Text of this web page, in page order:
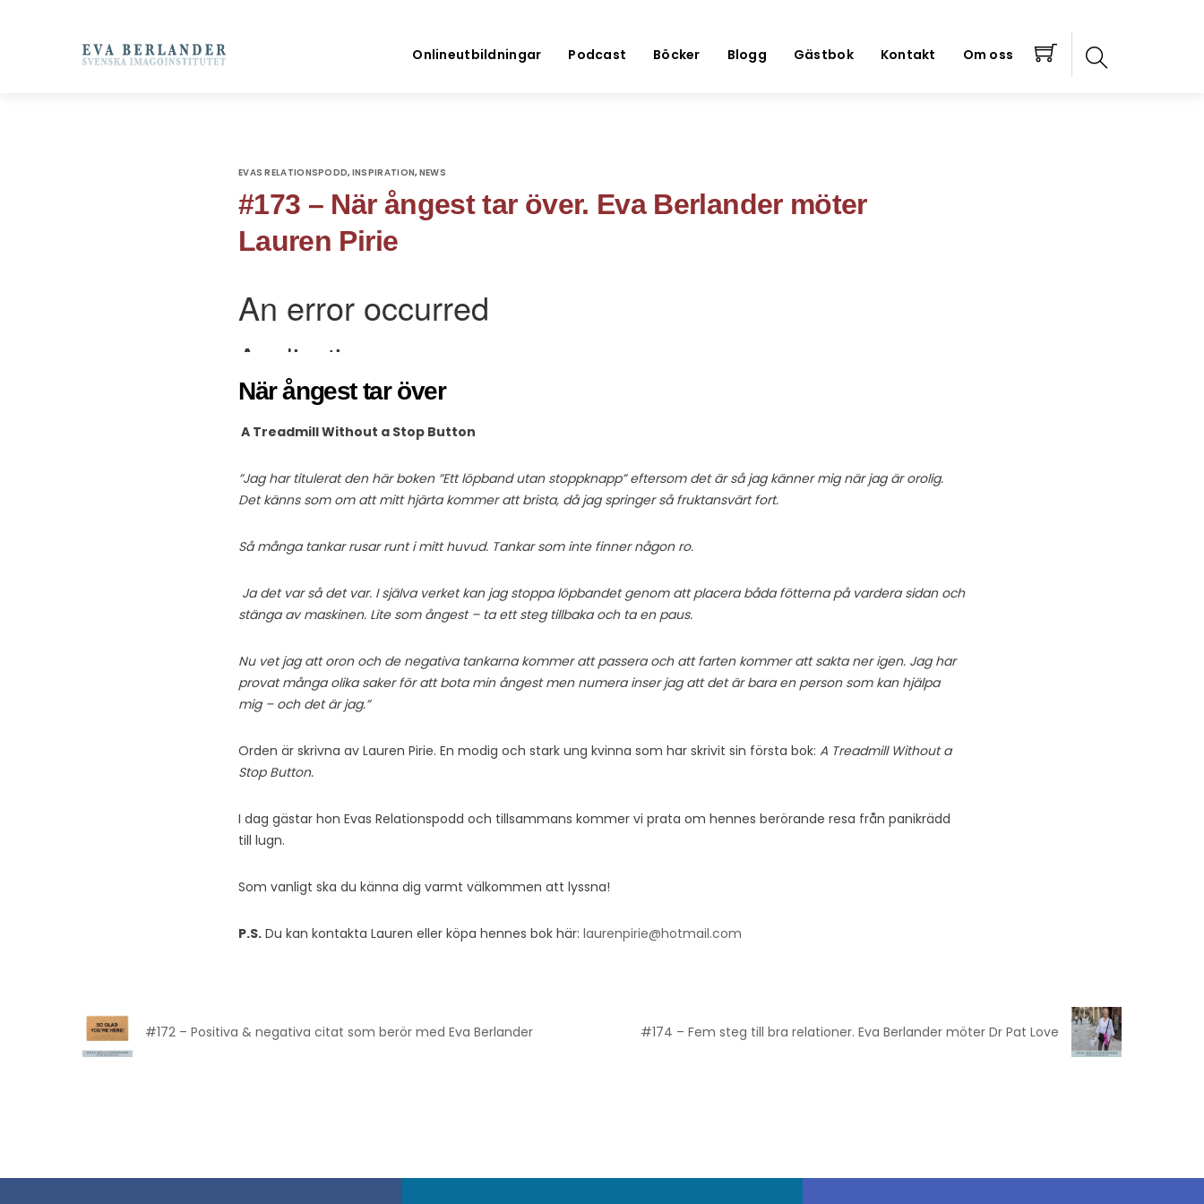
Onlineutbildningar Podcast Böcker Blogg Gästbok Kontakt Om oss
EVAS RELATIONSPODD, INSPIRATION, NEWS
#173 – När ångest tar över. Eva Berlander möter
Lauren Pirie
När ångest tar över
A Treadmill Without a Stop Button
”Jag har titulerat den här boken ”Ett löpband utan stoppknapp” eftersom det är så jag känner mig när jag är orolig.
Det känns som om att mitt hjärta kommer att brista, då jag springer så fruktansvärt fort.
Så många tankar rusar runt i mitt huvud. Tankar som inte finner någon ro.
Ja det var så det var. I själva verket kan jag stoppa löpbandet genom att placera båda fötterna på vardera sidan och
stänga av maskinen. Lite som ångest – ta ett steg tillbaka och ta en paus.
Nu vet jag att oron och de negativa tankarna kommer att passera och att farten kommer att sakta ner igen. Jag har
provat många olika saker för att bota min ångest men numera inser jag att det är bara en person som kan hjälpa
mig – och det är jag.”
Orden är skrivna av Lauren Pirie. En modig och stark ung kvinna som har skrivit sin första bok: A Treadmill Without a
Stop Button.
I dag gästar hon Evas Relationspodd och tillsammans kommer vi prata om hennes berörande resa från panikrädd
till lugn.
Som vanligt ska du känna dig varmt välkommen att lyssna!
P.S. Du kan kontakta Lauren eller köpa hennes bok här: laurenpirie@hotmail.com
#172 – Positiva & negativa citat som berör med Eva Berlander #174 – Fem steg till bra relationer. Eva Berlander möter Dr Pat Love